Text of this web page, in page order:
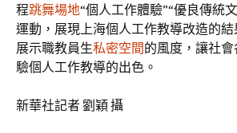
程跳舞場地“個人工作體驗”“優良傳統
運動，展現上海個人工作教導改造的結
展示職教員生私密空間的風度，讓社
驗個人工作教導的出色。
新華社記者 劉穎 攝